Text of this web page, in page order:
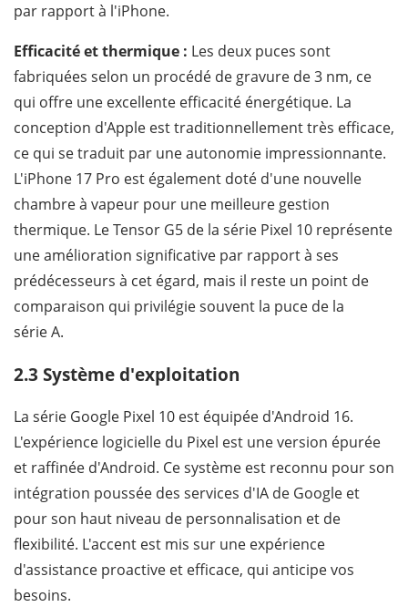
par rapport à l'iPhone.
Efficacité et thermique : Les deux puces sont
fabriquées selon un procédé de gravure de 3 nm, ce
qui offre une excellente efficacité énergétique. La
conception d'Apple est traditionnellement très efficace,
ce qui se traduit par une autonomie impressionnante.
L'iPhone 17 Pro est également doté d'une nouvelle
chambre à vapeur pour une meilleure gestion
thermique. Le Tensor G5 de la série Pixel 10 représente
une amélioration significative par rapport à ses
prédécesseurs à cet égard, mais il reste un point de
comparaison qui privilégie souvent la puce de la
série A.
2.3 Système d'exploitation
La série Google Pixel 10 est équipée d'Android 16.
L'expérience logicielle du Pixel est une version épurée
et raffinée d'Android. Ce système est reconnu pour son
intégration poussée des services d'IA de Google et
pour son haut niveau de personnalisation et de
flexibilité. L'accent est mis sur une expérience
d'assistance proactive et efficace, qui anticipe vos
besoins.